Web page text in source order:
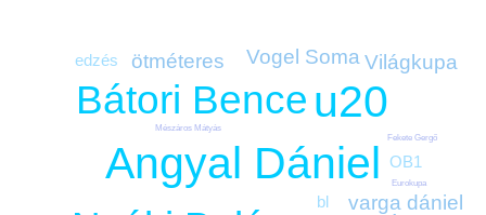
Angyal Dániel
u20
Bátori Bence
varga dániel
Világkupa
Vogel Soma
ötméteres
bl
edzés
OB1
Eurokupa
Fekete Gergő
Mészáros Mátyás